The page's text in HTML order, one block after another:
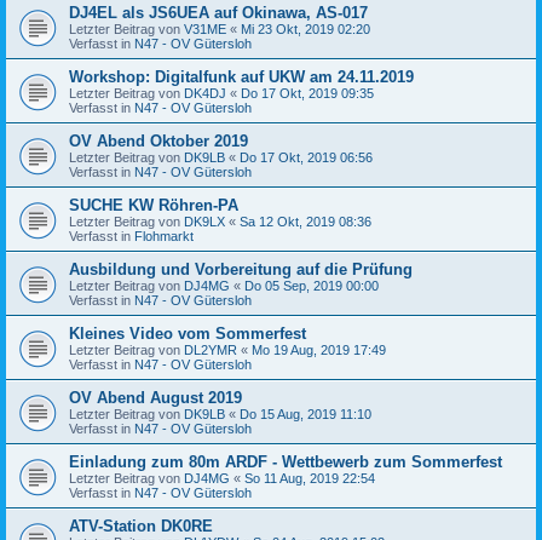
DJ4EL als JS6UEA auf Okinawa, AS-017
Letzter Beitrag von V31ME « Mi 23 Okt, 2019 02:20
Verfasst in N47 - OV Gütersloh
Workshop: Digitalfunk auf UKW am 24.11.2019
Letzter Beitrag von DK4DJ « Do 17 Okt, 2019 09:35
Verfasst in N47 - OV Gütersloh
OV Abend Oktober 2019
Letzter Beitrag von DK9LB « Do 17 Okt, 2019 06:56
Verfasst in N47 - OV Gütersloh
SUCHE KW Röhren-PA
Letzter Beitrag von DK9LX « Sa 12 Okt, 2019 08:36
Verfasst in Flohmarkt
Ausbildung und Vorbereitung auf die Prüfung
Letzter Beitrag von DJ4MG « Do 05 Sep, 2019 00:00
Verfasst in N47 - OV Gütersloh
Kleines Video vom Sommerfest
Letzter Beitrag von DL2YMR « Mo 19 Aug, 2019 17:49
Verfasst in N47 - OV Gütersloh
OV Abend August 2019
Letzter Beitrag von DK9LB « Do 15 Aug, 2019 11:10
Verfasst in N47 - OV Gütersloh
Einladung zum 80m ARDF - Wettbewerb zum Sommerfest
Letzter Beitrag von DJ4MG « So 11 Aug, 2019 22:54
Verfasst in N47 - OV Gütersloh
ATV-Station DK0RE